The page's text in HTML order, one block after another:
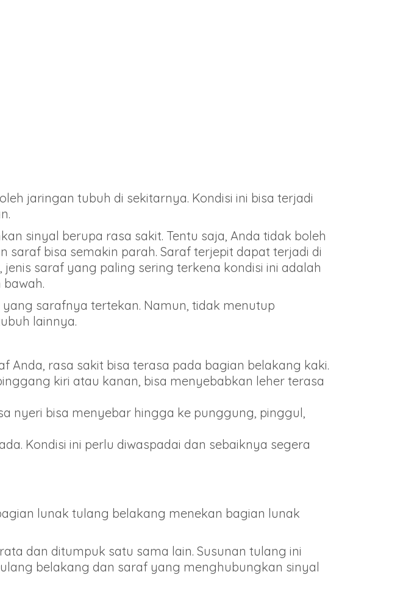
jaringan tubuh di sekitarnya. Kondisi ini bisa terjadi
sinyal berupa rasa sakit. Tentu saja, Anda tidak boleh
bisa semakin parah. Saraf terjepit dapat terjadi di
saraf yang paling sering terkena kondisi ini adalah
sarafnya tertekan. Namun, tidak menutup
lainnya.
Anda, rasa sakit bisa terasa pada bagian belakang kaki.
kiri atau kanan, bisa menyebabkan leher terasa
nyeri bisa menyebar hingga ke punggung, pinggul,
Kondisi ini perlu diwaspadai dan sebaiknya segera
lunak tulang belakang menekan bagian lunak
dan ditumpuk satu sama lain. Susunan tulang ini
belakang dan saraf yang menghubungkan sinyal